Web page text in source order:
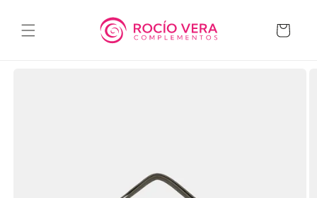
al contenido
Carrito